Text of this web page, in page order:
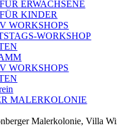
ERWACHSENE
KINDER
WORKSHOPS
WORKSHOP
WORKSHOPS
MALERKOLONIE